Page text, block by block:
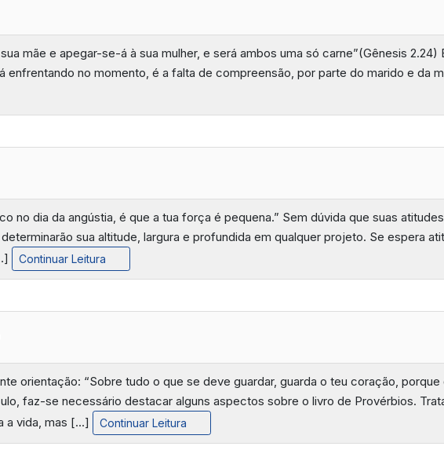
mãe e apegar-se-á à sua mulher, e será ambos uma só carne”(Gênesis
enfrentando no momento, é a falta de compreensão, por parte do marido e da
no dia da angústia, é que a tua força é pequena.” Sem dúvida que suas
sua altitude, largura e profundida em qualquer projeto. Se espera
Continuar Leitura
orientação: “Sobre tudo o que se deve guardar, guarda o teu coração,
faz-se necessário destacar alguns aspectos sobre o livro de Provérbios.
a vida, mas […]
Continuar Leitura